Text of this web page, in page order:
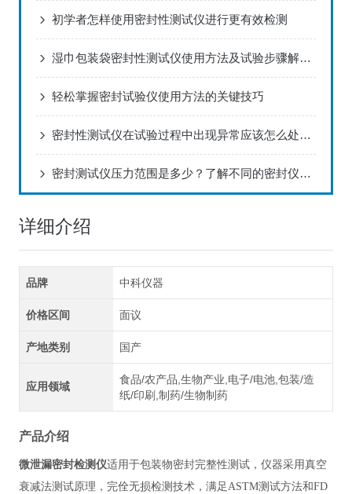
初学者怎样使用密封性测试仪进行更有效检测
湿巾包装袋密封性测试仪使用方法及试验步骤解决方案！
轻松掌握密封试验仪使用方法的关键技巧
密封性测试仪在试验过程中出现异常应该怎么处理？
密封测试仪压力范围‌是多少？了解不同的密封仪适用压力
详细介绍
品牌 中科仪器
价格区间 面议
产地类别 国产
应用领域
食品/农产品,生物产业,电子/电池,包装/造
纸/印刷,制药/生物制药
产品介绍
微泄漏密封检测仪适用于包装物密封完整性测试，仪器采用真空
衰减法测试原理，完佺无损检测技术，满足ASTM测试方法和FD